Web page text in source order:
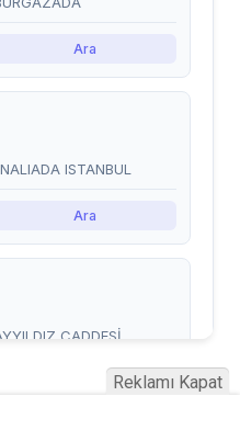
Reklamı Kapat